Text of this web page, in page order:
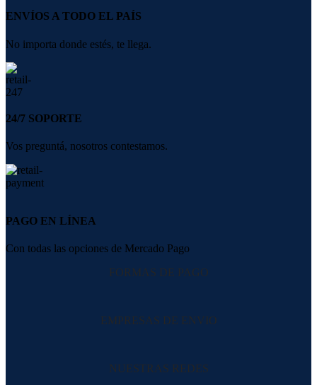
ENVÍOS A TODO EL PAÍS
No importa donde estés, te llega.
24/7 SOPORTE
Vos preguntá, nosotros contestamos.
PAGO EN LÍNEA
Con todas las opciones de Mercado Pago
FORMAS DE PAGO
EMPRESAS DE ENVIO
NUESTRAS REDES